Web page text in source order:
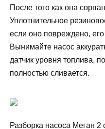
После того как она
Уплотнительное
если оно повреждено,
Вынимайте насос
датчик уровня топлива,
полностью сливается.
Разборка насоса Меган 2